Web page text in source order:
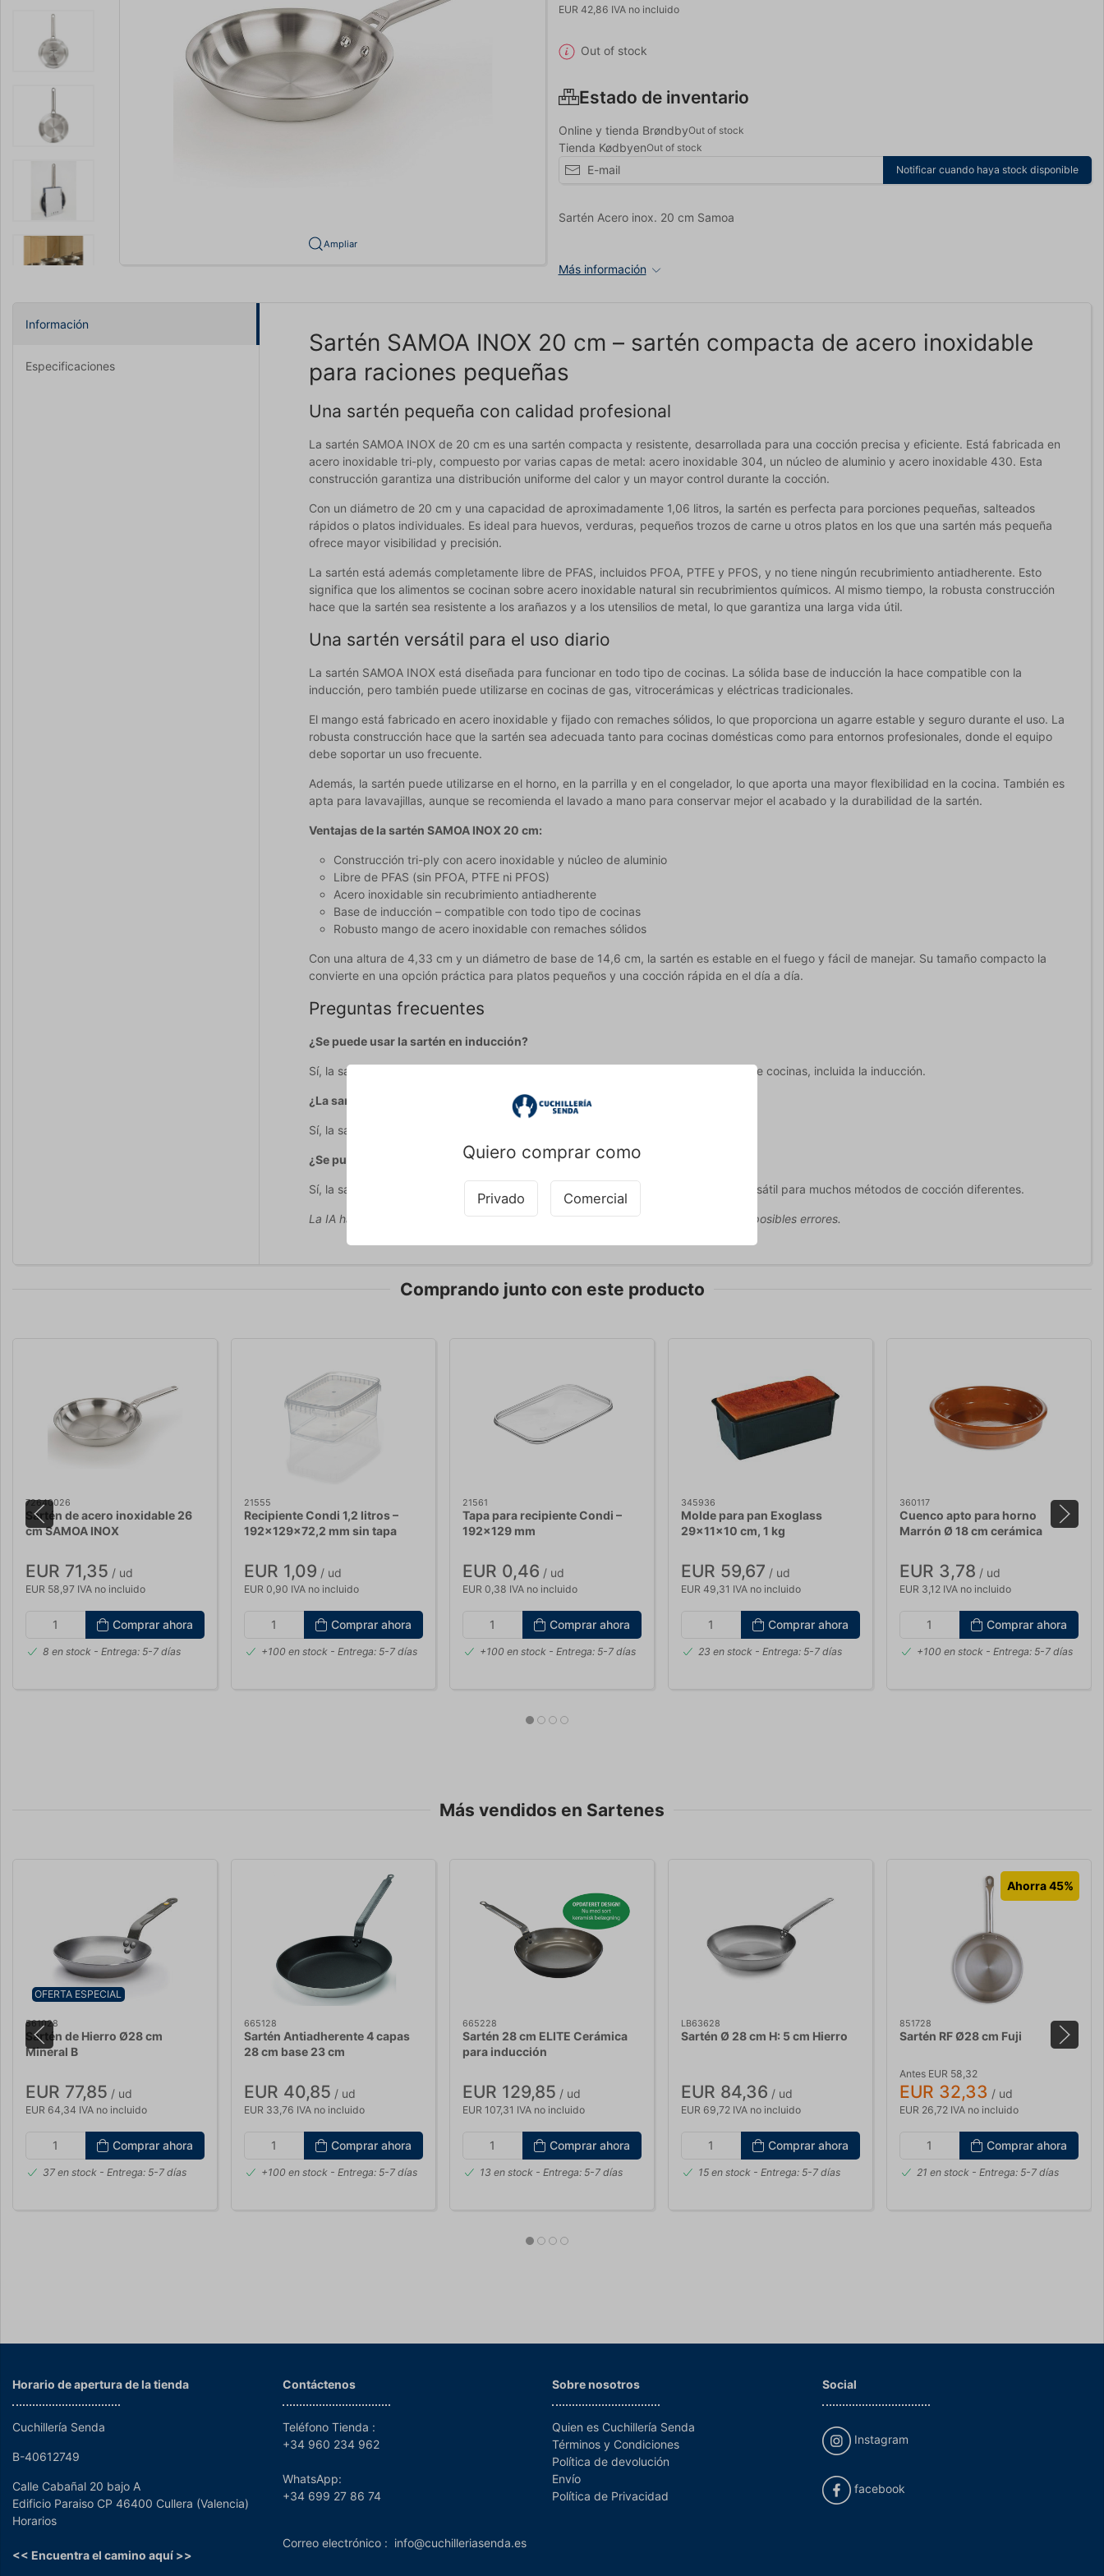
Quiero comprar como
Privado Comercial
Ampliar
EUR 42,86 IVA no incluido
Out of stock
Estado de inventario
Online y tienda BrøndbyOut of stock
Tienda KødbyenOut of stock
Notificar cuando haya stock disponible
Sartén Acero inox. 20 cm Samoa
Más información
Información
Especificaciones
Sartén SAMOA INOX 20 cm – sartén compacta de acero inoxidable
para raciones pequeñas
Una sartén pequeña con calidad profesional
La sartén SAMOA INOX de 20 cm es una sartén compacta y resistente, desarrollada para una cocción precisa y eficiente. Está fabricada en
acero inoxidable tri-ply, compuesto por varias capas de metal: acero inoxidable 304, un núcleo de aluminio y acero inoxidable 430. Esta
construcción garantiza una distribución uniforme del calor y un mayor control durante la cocción.
Con un diámetro de 20 cm y una capacidad de aproximadamente 1,06 litros, la sartén es perfecta para porciones pequeñas, salteados
rápidos o platos individuales. Es ideal para huevos, verduras, pequeños trozos de carne u otros platos en los que una sartén más pequeña
ofrece mayor visibilidad y precisión.
La sartén está además completamente libre de PFAS, incluidos PFOA, PTFE y PFOS, y no tiene ningún recubrimiento antiadherente. Esto
significa que los alimentos se cocinan sobre acero inoxidable natural sin recubrimientos químicos. Al mismo tiempo, la robusta construcción
hace que la sartén sea resistente a los arañazos y a los utensilios de metal, lo que garantiza una larga vida útil.
Una sartén versátil para el uso diario
La sartén SAMOA INOX está diseñada para funcionar en todo tipo de cocinas. La sólida base de inducción la hace compatible con la
inducción, pero también puede utilizarse en cocinas de gas, vitrocerámicas y eléctricas tradicionales.
El mango está fabricado en acero inoxidable y fijado con remaches sólidos, lo que proporciona un agarre estable y seguro durante el uso. La
robusta construcción hace que la sartén sea adecuada tanto para cocinas domésticas como para entornos profesionales, donde el equipo
debe soportar un uso frecuente.
Además, la sartén puede utilizarse en el horno, en la parrilla y en el congelador, lo que aporta una mayor flexibilidad en la cocina. También es
apta para lavavajillas, aunque se recomienda el lavado a mano para conservar mejor el acabado y la durabilidad de la sartén.
Ventajas de la sartén SAMOA INOX 20 cm:
Construcción tri-ply con acero inoxidable y núcleo de aluminio
Libre de PFAS (sin PFOA, PTFE ni PFOS)
Acero inoxidable sin recubrimiento antiadherente
Base de inducción – compatible con todo tipo de cocinas
Robusto mango de acero inoxidable con remaches sólidos
Con una altura de 4,33 cm y un diámetro de base de 14,6 cm, la sartén es estable en el fuego y fácil de manejar. Su tamaño compacto la
convierte en una opción práctica para platos pequeños y una cocción rápida en el día a día.
Preguntas frecuentes
¿Se puede usar la sartén en inducción?
Sí, la sartén SAMOA INOX tiene base de inducción y puede utilizarse en todo tipo de cocinas, incluida la inducción.
¿La sartén está libre de PFAS?
Sí, la sartén está completamente libre de PFAS, incluidos PFOA, PTFE y PFOS.
¿Se puede usar la sartén en el horno?
Sí, la sartén puede utilizarse tanto en el horno como en la parrilla, lo que la hace versátil para muchos métodos de cocción diferentes.
La IA ha contribuido a este texto y por tanto nos reservamos el derecho a corregir posibles errores.
Comprando junto con este producto
72640026
Sartén de acero inoxidable 26
cm SAMOA INOX
EUR 71,35 / ud
EUR 58,97 IVA no incluido
Comprar ahora
8 en stock - Entrega: 5-7 días
21555
Recipiente Condi 1,2 litros –
192x129x72,2 mm sin tapa
EUR 1,09 / ud
EUR 0,90 IVA no incluido
Comprar ahora
+100 en stock - Entrega: 5-7 días
21561
Tapa para recipiente Condi –
192x129 mm
EUR 0,46 / ud
EUR 0,38 IVA no incluido
Comprar ahora
+100 en stock - Entrega: 5-7 días
345936
Molde para pan Exoglass
29x11x10 cm, 1 kg
EUR 59,67 / ud
EUR 49,31 IVA no incluido
Comprar ahora
23 en stock - Entrega: 5-7 días
360117
Cuenco apto para horno
Marrón Ø 18 cm cerámica
EUR 3,78 / ud
EUR 3,12 IVA no incluido
Comprar ahora
+100 en stock - Entrega: 5-7 días
Más vendidos en Sartenes
OFERTA ESPECIAL
561028
Sartén de Hierro Ø28 cm
Mineral B
EUR 77,85 / ud
EUR 64,34 IVA no incluido
Comprar ahora
37 en stock - Entrega: 5-7 días
665128
Sartén Antiadherente 4 capas
28 cm base 23 cm
EUR 40,85 / ud
EUR 33,76 IVA no incluido
Comprar ahora
+100 en stock - Entrega: 5-7 días
665228
Sartén 28 cm ELITE Cerámica
para inducción
EUR 129,85 / ud
EUR 107,31 IVA no incluido
Comprar ahora
13 en stock - Entrega: 5-7 días
LB63628
Sartén Ø 28 cm H: 5 cm Hierro
EUR 84,36 / ud
EUR 69,72 IVA no incluido
Comprar ahora
15 en stock - Entrega: 5-7 días
Ahorra 45%
851728
Sartén RF Ø28 cm Fuji
Antes EUR 58,32
EUR 32,33 / ud
EUR 26,72 IVA no incluido
Comprar ahora
21 en stock - Entrega: 5-7 días
Horario de apertura de la tienda
Cuchillería Senda
B-40612749
Calle Cabañal 20 bajo A
Edificio Paraiso CP 46400 Cullera (Valencia)
Horarios
<< Encuentra el camino aquí >>
Contáctenos
Teléfono Tienda :
+34 960 234 962
WhatsApp:
+34 699 27 86 74
Correo electrónico : info@cuchilleriasenda.es
Sobre nosotros
Quien es Cuchillería Senda
Términos y Condiciones
Política de devolución
Envío
Política de Privacidad
Social
Instagram
facebook